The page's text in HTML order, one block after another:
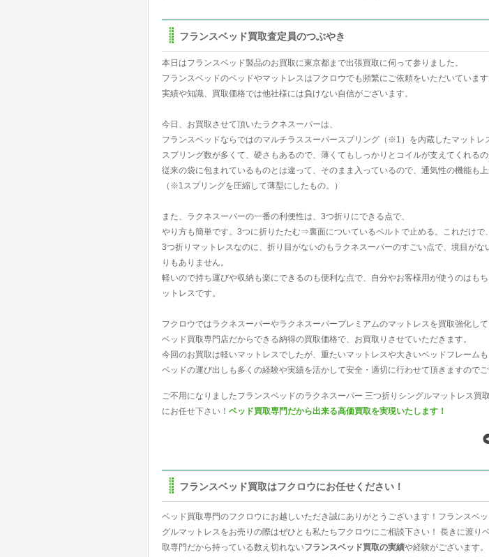
フランスベッド買取査定員のつぶやき
本日はフランスベッド製品のお買取に東京都まで出張買取に伺って参りました。
フランスベッドのベッドやマットレスはフクロウでも頻繁にご依頼をいただいています
実績や知識、買取価格では他社様には負けない自信がございます。
今日、お買取させて頂いたラクネスーパーは、
フランスベッドならではのマルチラススーパースプリング（※1）を内蔵したマットレ
スプリング数が多くて、硬さもあるので、薄くてもしっかりとコイルが支えてくれるの
従来の袋に包まれているものとは違って、そのまま入っているので、通気性の機能も上
（※1スプリングを圧縮して薄型にしたもの。）
また、ラクネスーパーの一番の利便性は、3つ折りにできる点で、
やり方も簡単です。3つに折りたたむ⇒裏面についているベルトで止める。これだけで
3つ折りマットレスなのに、折り目がないのもラクネスーパーのすごい点で、境目が
りもありません。
軽いので持ち運びや収納も楽にできるのも便利な点で、自分やお客様用が使うのはも
ットレスです。
フクロウではラクネスーパーやラクネスーパープレミアムのマットレスを買取強化して
ベッド買取専門店だからできる納得の買取価格で、お買取りさせていただきます。
今回のお買取は軽いマットレスでしたが、重たいマットレスや大きいベッドフレームも
ベッドの運び出しも多くの経験や実績を活かして安全・適切に行わせて頂きますのでご
ご不用になりましたフランスベッドのラクネスーパー 三つ折りシングルマットレス買
にお任せ下さい！ ベッド買取専門だから出来る高価買取を実現いたします！
フランスベッド買取はフクロウにお任せください！
ベッド買取専門のフクロウにお越しいただき誠にありがとうございます！フランスベ
グルマットレスをお売りの際はぜひとも私たちフクロウにご相談下さい！ 長きに渡り
取専門だから持っている数え切れないフランスベッド買取の実績や経験がございます